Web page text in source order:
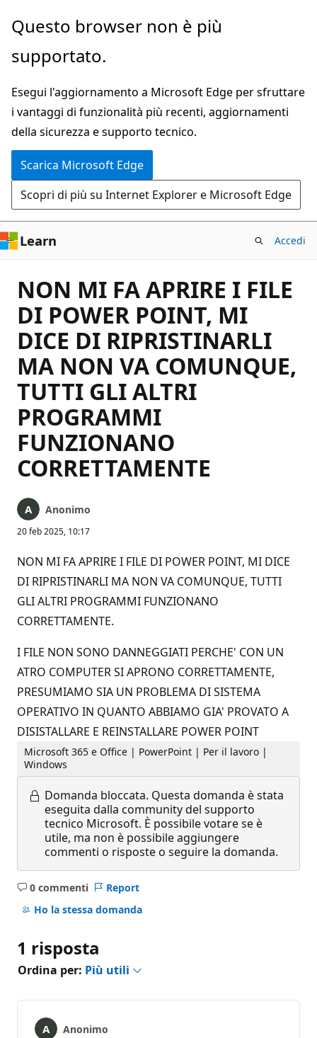
Ignora
passa
contenuto
principale
Questo browser non è più
supportato.
Esegui l'aggiornamento a Microsoft Edge per sfruttare
i vantaggi di funzionalità più recenti, aggiornamenti
della sicurezza e supporto tecnico.
Scarica Microsoft Edge
Scopri di più su Internet Explorer e Microsoft Edge
Learn Accedi
NON MI FA APRIRE I FILE
DI POWER POINT, MI
DICE DI RIPRISTINARLI
MA NON VA COMUNQUE,
TUTTI GLI ALTRI
PROGRAMMI
FUNZIONANO
CORRETTAMENTE
Anonimo
20 feb 2025, 10:17
NON MI FA APRIRE I FILE DI POWER POINT, MI DICE
DI RIPRISTINARLI MA NON VA COMUNQUE, TUTTI
GLI ALTRI PROGRAMMI FUNZIONANO
CORRETTAMENTE.
I FILE NON SONO DANNEGGIATI PERCHE' CON UN
ATRO COMPUTER SI APRONO CORRETTAMENTE,
PRESUMIAMO SIA UN PROBLEMA DI SISTEMA
OPERATIVO IN QUANTO ABBIAMO GIA' PROVATO A
DISISTALLARE E REINSTALLARE POWER POINT
Microsoft 365 e Office | PowerPoint | Per il lavoro |
Windows
Domanda bloccata. Questa domanda è stata
eseguita dalla community del supporto
tecnico Microsoft. È possibile votare se è
utile, ma non è possibile aggiungere
commenti o risposte o seguire la domanda.
0 commenti
Nessun
commento
Report
Ho la stessa domanda
1 risposta
Ordina per: Più utili
Anonimo